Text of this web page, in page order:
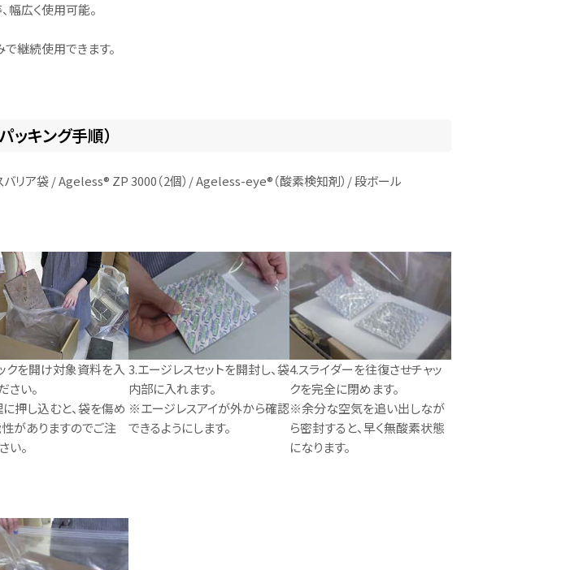
幅広く使用可能。
継続使用できます。
ッキング手順）
バリア袋 / Ageless® ZP 3000（2個）/ Ageless-eye®（酸素検知剤）/ 段ボール
クを開け対象資料を入
さい。
押し込むと、袋を傷め
がありますのでご注
い。
3.エージレスセットを開封し、袋
内部に入れます。
※エージレスアイが外から確認
できるようにします。
4.スライダーを往復させチャッ
クを完全に閉めます。
※余分な空気を追い出しなが
ら密封すると、早く無酸素状態
になります。